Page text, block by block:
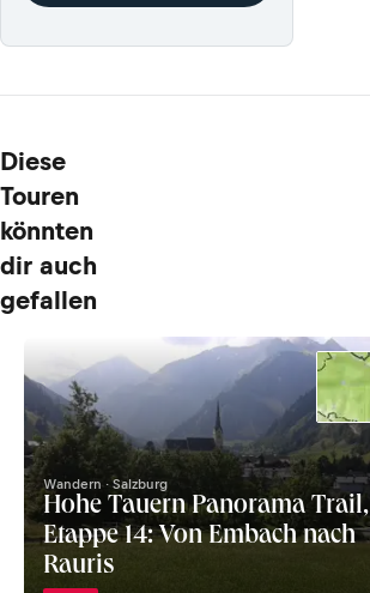
Diese
Touren
könnten
dir auch
gefallen
Wandern · Salzburg
Hohe Tauern Panorama Trail,
Etappe 14: Von Embach nach
Rauris